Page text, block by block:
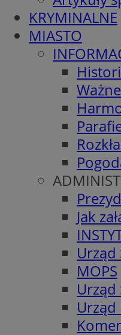
KRYMINALNE
MIASTO
Jak
Urząd
MOPS
Urząd